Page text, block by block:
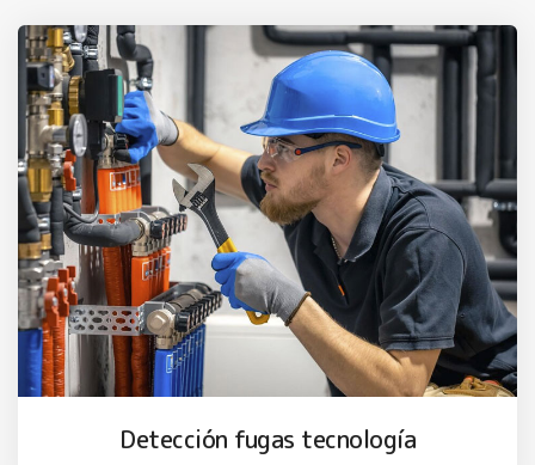
Detección fugas tecnología